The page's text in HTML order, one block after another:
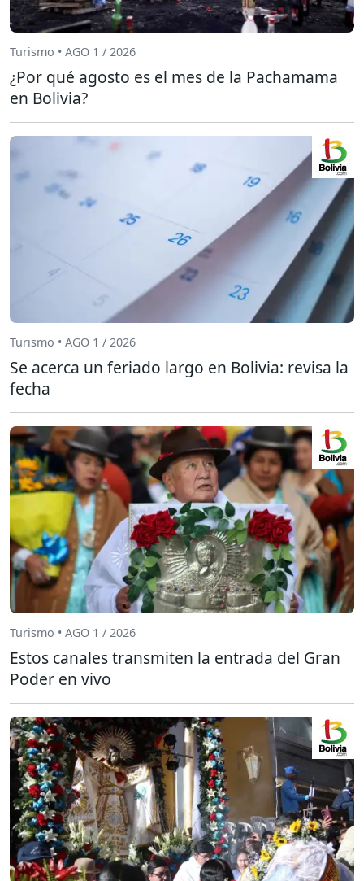
Turismo • AGO 1 / 2026
¿Por qué agosto es el mes de la Pachamama
en Bolivia?
Turismo • AGO 1 / 2026
Se acerca un feriado largo en Bolivia: revisa la
fecha
Turismo • AGO 1 / 2026
Estos canales transmiten la entrada del Gran
Poder en vivo